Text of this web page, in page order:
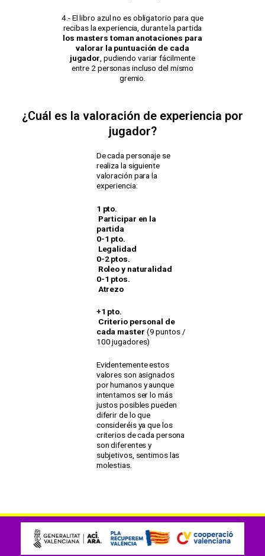
4.- El libro azul no es obligatorio para que
recibas la experiencia, durante la partida
los masters toman anotaciones para
valorar la puntuación de cada
jugador , pudiendo variar fácilmente
entre 2 personas incluso del mismo
gremio.
¿Cuál es la valoración de experiencia por
jugador?
De cada personaje se
realiza la siguiente
valoración para la
experiencia:
1 pto.
Participar en la
partida
0-1 pto.
Legalidad
0-2 ptos.
Roleo y naturalidad
0-1 ptos.
Atrezo
+1 pto.
Criterio personal de
cada master (9 puntos /
100 jugadores)
Evidentemente estos
valores son asignados
por humanos y aunque
intentamos ser lo más
justos posibles pueden
diferir de lo que
consideréis ya que los
criterios de cada persona
son diferentes y
subjetivos, sentimos las
molestias.